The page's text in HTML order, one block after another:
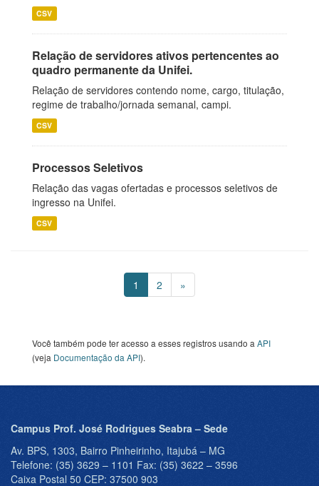
CSV
Relação de servidores ativos pertencentes ao
quadro permanente da Unifei.
Relação de servidores contendo nome, cargo, titulação,
regime de trabalho/jornada semanal, campi.
CSV
Processos Seletivos
Relação das vagas ofertadas e processos seletivos de
ingresso na Unifei.
CSV
1 2 »
Você também pode ter acesso a esses registros usando a API
(veja Documentação da API).
Campus Prof. José Rodrigues Seabra – Sede
Av. BPS, 1303, Bairro Pinheirinho, Itajubá – MG
Telefone: (35) 3629 – 1101 Fax: (35) 3622 – 3596
Caixa Postal 50 CEP: 37500 903